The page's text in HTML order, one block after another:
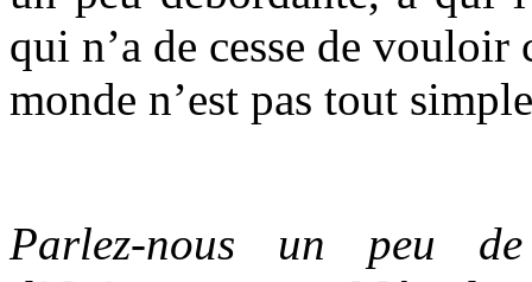
qui n’a de cesse de
monde n’est pas tout
Parlez-nous un peu